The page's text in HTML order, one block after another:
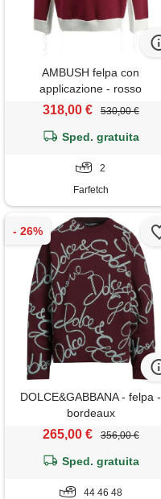
AMBUSH felpa con
applicazione - rosso
318,00 € 530,00 €
Sped. gratuita
2
Farfetch
DOLCE&GABBANA - felpa -
bordeaux
265,00 € 356,00 €
Sped. gratuita
44 46 48